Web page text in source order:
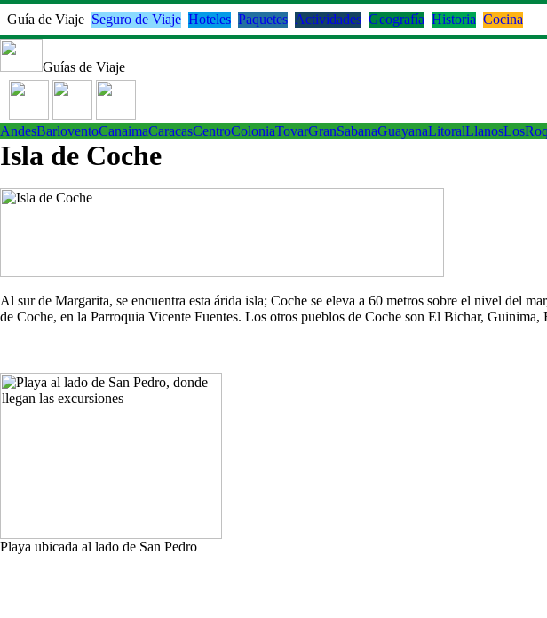
Guía de Viaje Seguro de Viaje Hoteles Paquetes Actividades Geografía Historia Cocina
Guías de Viaje
AndesBarloventoCanaimaCaracasCentroColoniaTovarGranSabanaGuayanaLitoralLlanos
Isla de Coche
Al sur de Margarita, se encuentra esta árida isla; Coche se eleva a 60 metros sobre el nivel
de Coche, en la Parroquia Vicente Fuentes. Los otros pueblos de Coche son El Bichar,
Playa ubicada al lado de San Pedro